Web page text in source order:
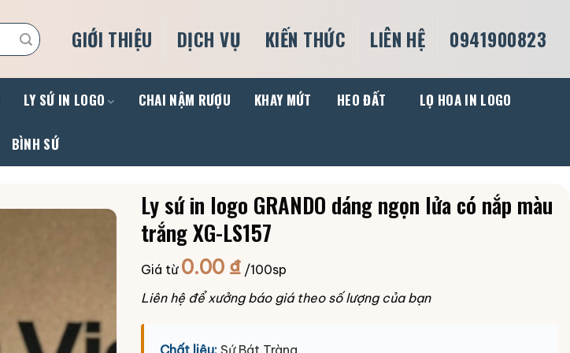
GIỚI THIỆU DỊCH VỤ KIẾN THỨC LIÊN HỆ 0941900823
LY SỨ IN LOGO CHAI NẬM RƯỢU KHAY MỨT HEO ĐẤT LỌ HOA IN LOGO
BÌNH SỨ
Ly sứ in logo GRANDO dáng ngọn lửa có nắp màu
trắng XG-LS157
Giá từ 0.00 ₫ /100sp
Liên hệ để xưởng báo giá theo số lượng của bạn